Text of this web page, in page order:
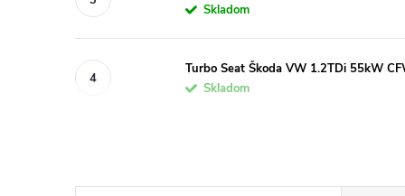
Skladom
Turbo Seat Škoda VW 1.2TDi 55kW
Skladom